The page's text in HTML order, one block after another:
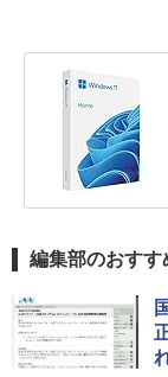
編集部のおすす